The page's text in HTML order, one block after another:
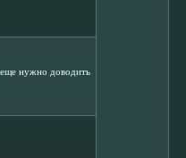
еще нужно доводить